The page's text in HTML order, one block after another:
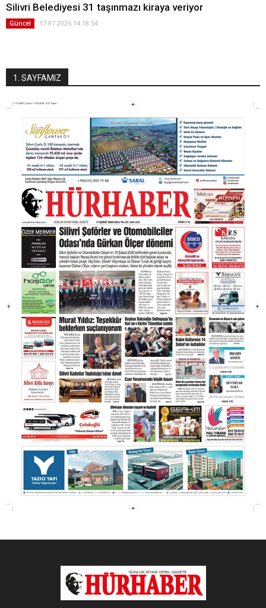
Silivri Belediyesi 31 taşınmazı kiraya veriyor
Güncel 17.07.2026 14:18:54
1. SAYFAMIZ